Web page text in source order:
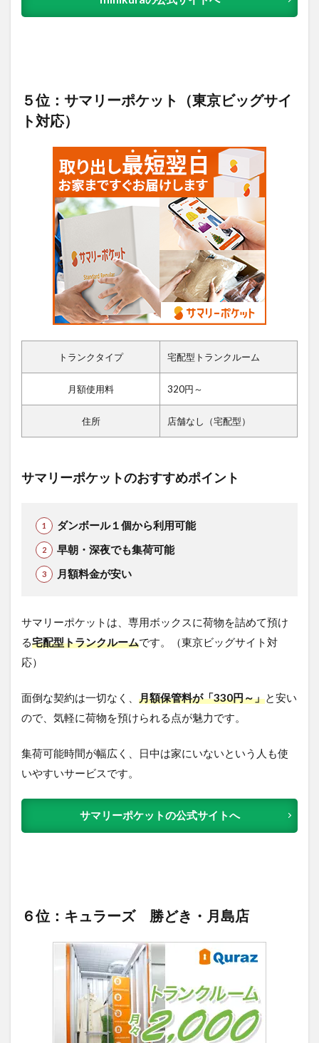
５位：サマリーポケット（東京ビッグサイ
ト対応）
トランクタイプ 宅配型トランクルーム
月額使用料 320円～
住所 店舗なし（宅配型）
サマリーポケットのおすすめポイント
ダンボール１個から利用可能
早朝・深夜でも集荷可能
月額料金が安い
サマリーポケットは、専用ボックスに荷物を詰めて預け
る宅配型トランクルームです。（東京ビッグサイト対
応）
面倒な契約は一切なく、 月額保管料が「330円～」と安い
ので、気軽に荷物を預けられる点が魅力です。
集荷可能時間が幅広く、日中は家にいないという人も使
いやすいサービスです。
サマリーポケットの公式サイトへ
６位：キュラーズ 勝どき・月島店